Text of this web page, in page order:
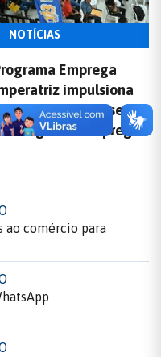
NOTÍCIAS
Emprega
impulsiona
com quase
vagas de emprego
comércio para